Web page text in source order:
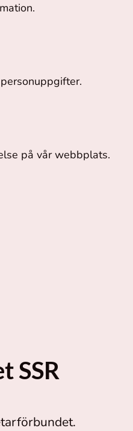
på vår webbplats.
SSR